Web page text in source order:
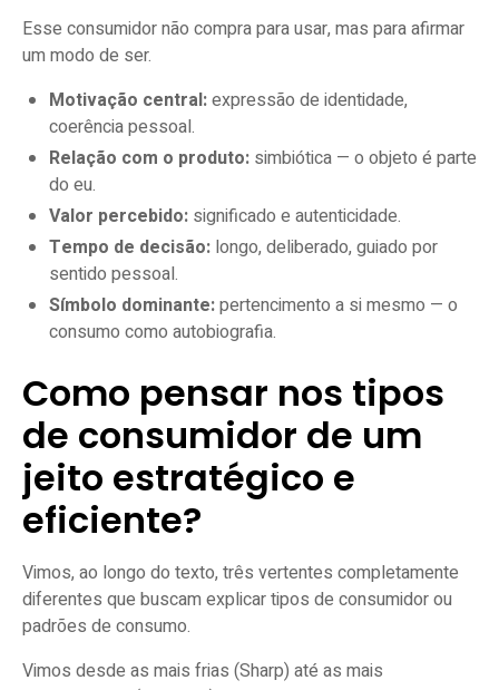
Esse consumidor não compra para usar, mas para afirmar
um modo de ser.
Motivação central:expressão de identidade,
coerência pessoal.
Relação com o produto: simbiótica — o objeto é parte
do eu.
Valor percebido: significado e autenticidade.
Tempo de decisão: longo, deliberado, guiado por
sentido pessoal.
Símbolo dominante:pertencimento a si mesmo — o
consumo como autobiografia.
Como pensar nos tipos
de consumidor de um
jeito estratégico e
eficiente?
Vimos, ao longo do texto, três vertentes completamente
diferentes que buscam explicar tipos de consumidor ou
padrões de consumo.
Vimos desde as mais frias (Sharp) até as mais